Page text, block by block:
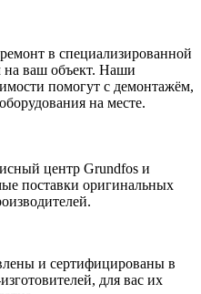
в специализированной
на ваш объект. Наши
помогут с демонтажём,
на месте.
центр Grundfos и
поставки оригинальных
и сертифицированы в
для вас их